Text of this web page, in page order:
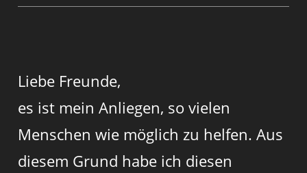
Liebe Freunde,
es ist mein Anliegen, so vielen
Menschen wie möglich zu helfen. Aus
diesem Grund habe ich diesen